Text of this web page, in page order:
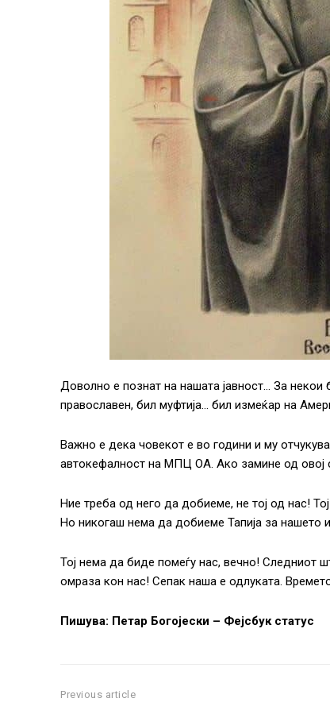
Доволно е познат на нашата јавност… За
православен, бил муфтија… бил измеќар на
Важно е дека човекот е во години и му
автокефалност на МПЦ ОА. Ако замине од овој
Ние треба од него да добиеме, не тој од нас!
Но никогаш нема да добиеме Тапија за нашето
Тој нема да биде помеѓу нас, вечно! Следниот
омраза кон нас! Сепак наша е одлуката.
Пишува: Петар Богојески – Фејсбук статус
Previous article